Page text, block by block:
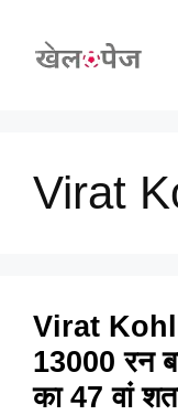
content
Virat
Virat
13000 रन
का 47 वां